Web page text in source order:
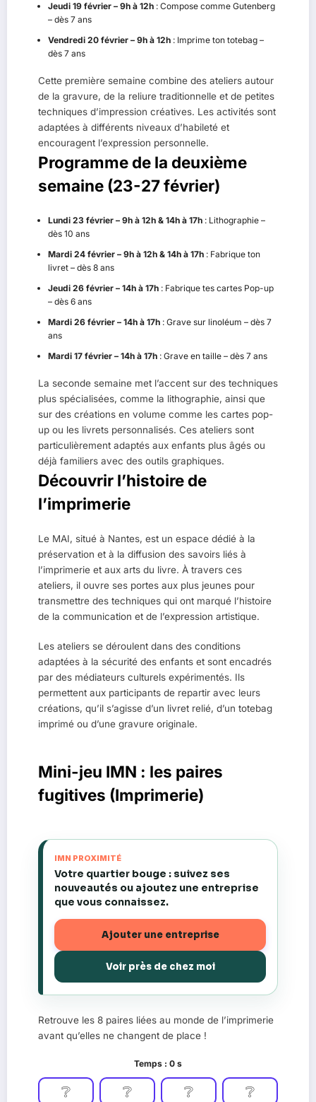
Jeudi 19 février – 9h à 12h: Compose comme Gutenberg
– dès 7 ans
Vendredi 20 février – 9h à 12h: Imprime ton totebag –
dès 7 ans
Cette première semaine combine des ateliers autour
de la gravure, de la reliure traditionnelle et de petites
techniques d’impression créatives. Les activités sont
adaptées à différents niveaux d’habileté et
encouragent l’expression personnelle.
Programme de la deuxième
semaine (23-27 février)
Lundi 23 février – 9h à 12h & 14h à 17h: Lithographie –
dès 10 ans
Mardi 24 février – 9h à 12h & 14h à 17h: Fabrique ton
livret – dès 8 ans
Jeudi 26 février – 14h à 17h: Fabrique tes cartes Pop-up
– dès 6 ans
Mardi 26 février – 14h à 17h: Grave sur linoléum – dès 7
ans
Mardi 17 février – 14h à 17h: Grave en taille – dès 7 ans
La seconde semaine met l’accent sur des techniques
plus spécialisées, comme la lithographie, ainsi que
sur des créations en volume comme les cartes pop-
up ou les livrets personnalisés. Ces ateliers sont
particulièrement adaptés aux enfants plus âgés ou
déjà familiers avec des outils graphiques.
Découvrir l’histoire de
l’imprimerie
Le MAI, situé à Nantes, est un espace dédié à la
préservation et à la diffusion des savoirs liés à
l’imprimerie et aux arts du livre. À travers ces
ateliers, il ouvre ses portes aux plus jeunes pour
transmettre des techniques qui ont marqué l’histoire
de la communication et de l’expression artistique.
Les ateliers se déroulent dans des conditions
adaptées à la sécurité des enfants et sont encadrés
par des médiateurs culturels expérimentés. Ils
permettent aux participants de repartir avec leurs
créations, qu’il s’agisse d’un livret relié, d’un totebag
imprimé ou d’une gravure originale.
Mini-jeu IMN : les paires
fugitives (Imprimerie)
IMN PROXIMITÉ
Votre quartier bouge : suivez ses
nouveautés ou ajoutez une entreprise
que vous connaissez.
Ajouter une entreprise
Voir près de chez moi
Retrouve les 8 paires liées au monde de l’imprimerie
avant qu’elles ne changent de place !
Temps : 0 s
❔ ❔ ❔ ❔